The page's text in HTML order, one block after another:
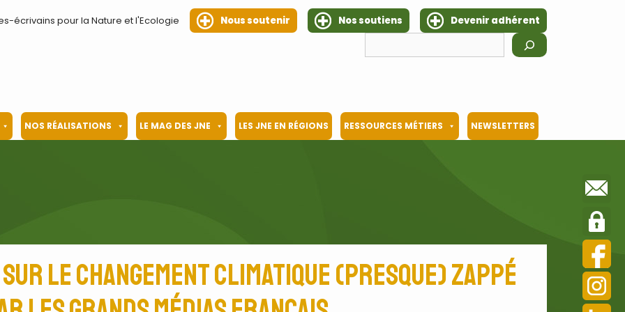
écrivains pour la Nature et l'Ecologie Nous soutenir Nos soutiens
Devenir adhérent
NOS RÉALISATIONS LE MAG DES JNE LES JNE EN RÉGIONS RESSOURCES MÉTIERS NEWSLETTERS
sur le changement climatique (presque) zappé